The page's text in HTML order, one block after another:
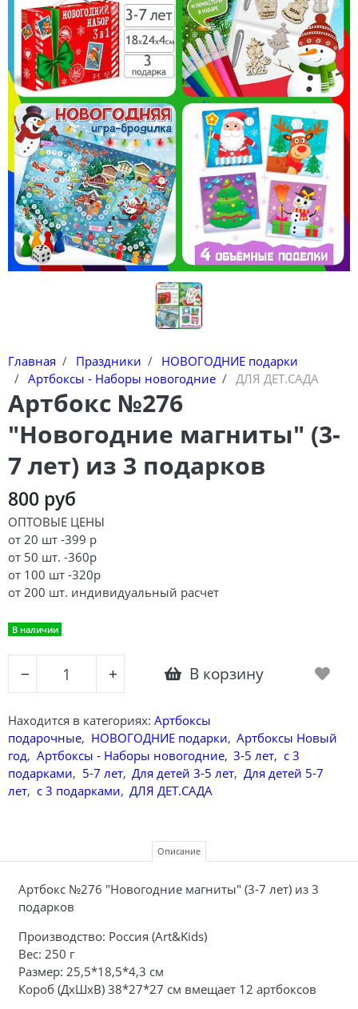
Главная Праздники
НОВОГОДНИЕ подарки
Артбоксы - Наборы новогодние
ДЛЯ ДЕТ.САДА
Артбокс №276
"Новогодние магниты" (3-
7 лет) из 3 подарков
800 руб
ОПТОВЫЕ ЦЕНЫ
от 20 шт -399 р
от 50 шт. -360р
от 100 шт -320р
от 200 шт. индивидуальный расчет
В наличии
− + В корзину
Находится в категориях: Артбоксы
подарочные, НОВОГОДНИЕ подарки, Артбоксы Новый
год, Артбоксы - Наборы новогодние, 3-5 лет, с 3
подарками, 5-7 лет, Для детей 3-5 лет, Для детей 5-7
лет, с 3 подарками, ДЛЯ ДЕТ.САДА
Описание
Артбокс №276 "Новогодние магниты" (3-7 лет) из 3
подарков
Производство: Россия (Art&Kids)
Вес: 250 г
Размер: 25,5*18,5*4,3 см
Короб (ДхШхВ) 38*27*27 см вмещает 12 артбоксов
Футболки-раскраски на 14 февраля